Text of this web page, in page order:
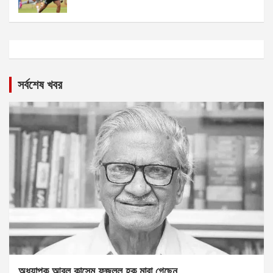
সর্বশেষ খবর